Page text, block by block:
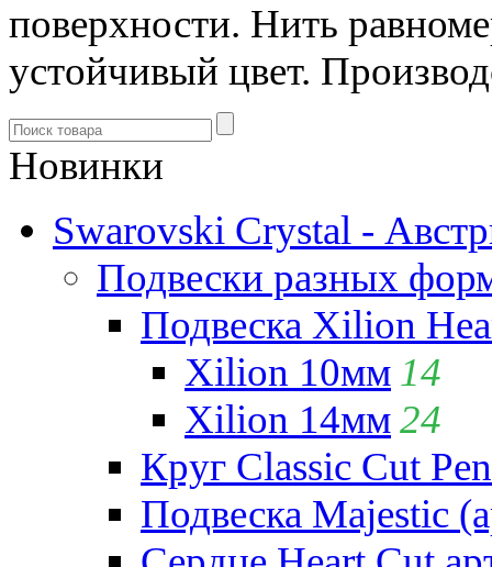
поверхности. Нить
устойчивый цвет.
Новинки
Swarovski Crystal -
Подвески разных
Подвеска Xilion
Xilion 10мм 14
Xilion 14мм24
Круг Classic Cut
Подвеска Majestic